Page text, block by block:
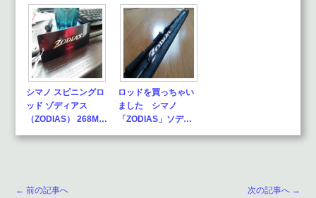
シマノ スピニングロ
ッド ゾディアス
（ZODIAS） 268M…
ロッドを買っちゃい
ました シマノ
「ZODIAS」ソデ…
← 前の記事へ 次の記事へ →